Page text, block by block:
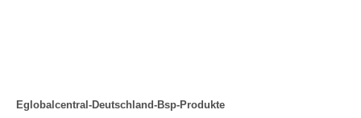
Eglobalcentral-Deutschland-Bsp-Produkte